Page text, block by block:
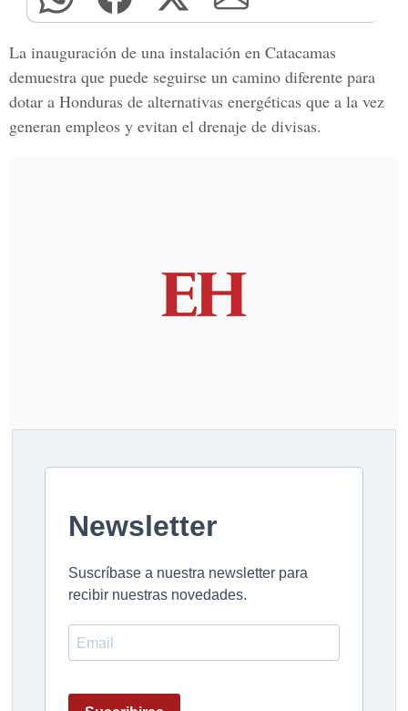
La inauguración de una instalación en Catacamas
demuestra que puede seguirse un camino diferente para
dotar a Honduras de alternativas energéticas que a la vez
generan empleos y evitan el drenaje de divisas.